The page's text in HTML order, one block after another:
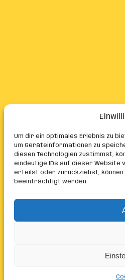
Um dir ein optimales Erlebnis zu
um Geräteinformationen zu
diesen Technologien zustimmst,
eindeutige IDs auf dieser Website
erteilst oder zurückziehst, können
beeinträchtigt werden.